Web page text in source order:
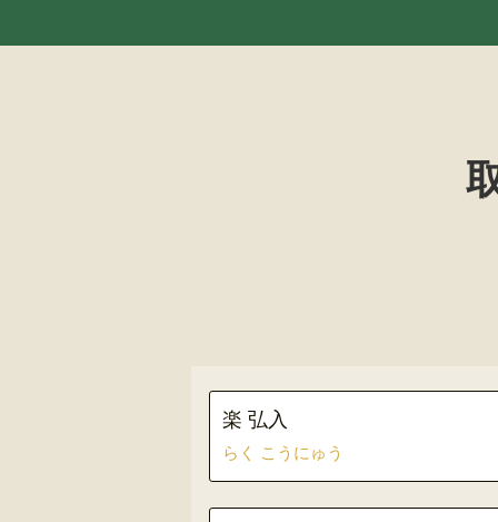
楽 弘入
らく こうにゅう